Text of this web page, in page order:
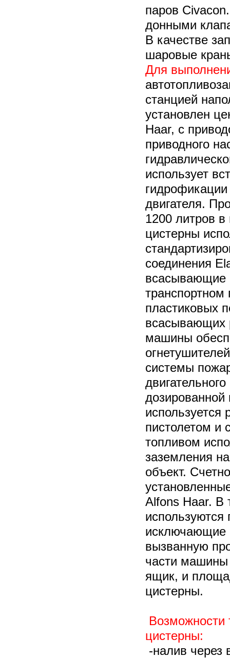
паров
донными
В качестве
шаровые
Для
станцией
установлен
Haar, с
приводного
использует
двигателя.
1200 литров
цистерны
соединения
всасывающие
пластиковых
всасывающих
машины
системы
используется
пистолетом и
топливом
заземления
объект.
Alfons Haar. В
используются
исключающие
вызванную
части машины
ящик, и
цистерны.
Возможности
цистерны:
-налив через